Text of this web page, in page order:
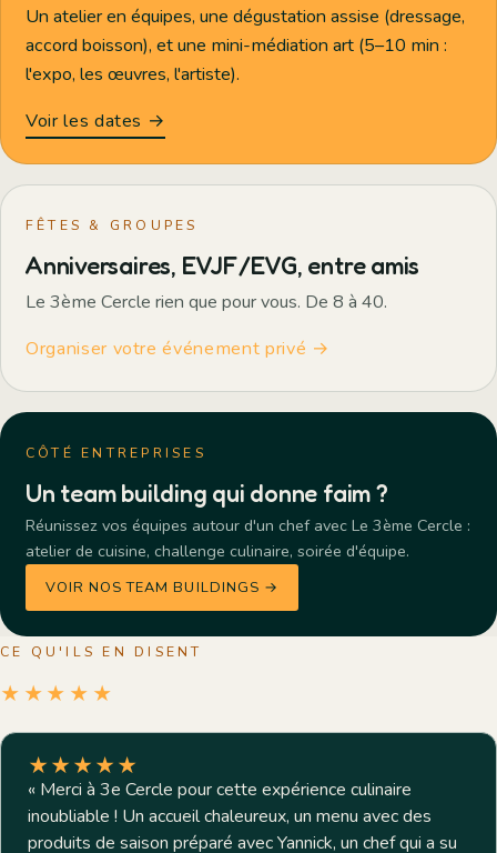
Un atelier en équipes, une dégustation assise (dressage,
accord boisson), et une mini-médiation art (5–10 min :
l'expo, les œuvres, l'artiste).
Voir les dates →
FÊTES & GROUPES
Anniversaires, EVJF/EVG, entre amis
Le 3ème Cercle rien que pour vous. De 8 à 40.
Organiser votre événement privé →
CÔTÉ ENTREPRISES
Un team building qui donne faim ?
Réunissez vos équipes autour d'un chef avec Le 3ème Cercle :
atelier de cuisine, challenge culinaire, soirée d'équipe.
VOIR NOS TEAM BUILDINGS →
CE QU'ILS EN DISENT
★★★★★
★★★★★
« Merci à 3e Cercle pour cette expérience culinaire
inoubliable ! Un accueil chaleureux, un menu avec des
produits de saison préparé avec Yannick, un chef qui a su